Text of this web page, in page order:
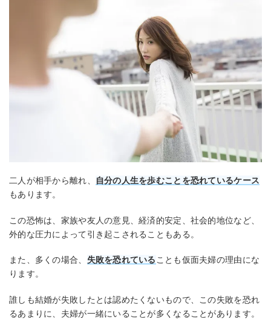
二人が相手から離れ、
自分の人生を歩むことを恐れているケース
もあります。
この恐怖は、家族や友人の意見、経済的安定、社会的地位など、
外的な圧力によって引き起こされることもある。
また、多くの場合、 失敗を恐れていることも仮面夫婦の理由にな
ります。
誰しも結婚が失敗したとは認めたくないもので、この失敗を恐れ
るあまりに、夫婦が一緒にいることが多くなることがあります。